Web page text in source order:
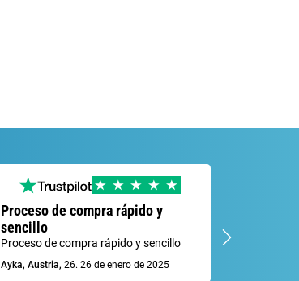
Proceso de compra rápido y
sencillo
Proceso de compra rápido y sencillo
Ayka, Austria, 26. 26 de enero de 2025